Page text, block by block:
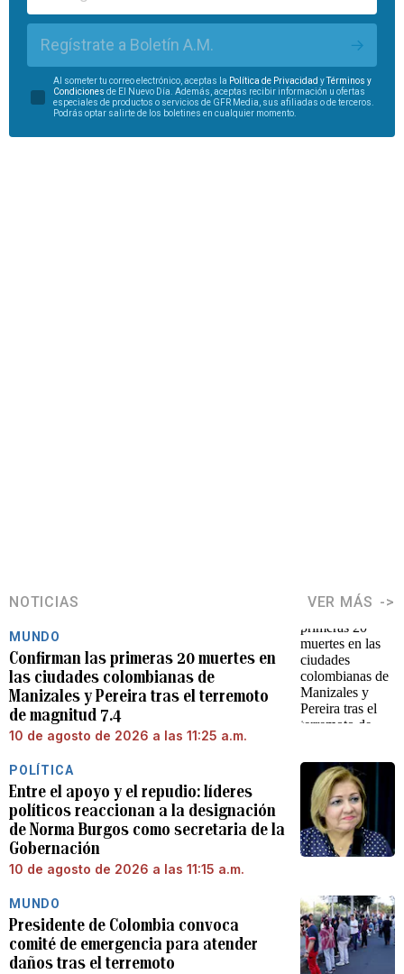
Regístrate a Boletín A.M.
Al someter tu correo electrónico, aceptas la Política de Privacidad yTérminos y
Condiciones de El Nuevo Día. Además, aceptas recibir información u ofertas
especiales de productos o servicios de GFR Media, sus afiliadas o de terceros.
Podrás optar salirte de los boletines en cualquier momento.
NOTICIAS VER MÁS
MUNDO
Confirman las primeras 20 muertes en
las ciudades colombianas de
Manizales y Pereira tras el terremoto
de magnitud 7.4
10 de agosto de 2026 a las 11:25 a.m.
POLÍTICA
Entre el apoyo y el repudio: líderes
políticos reaccionan a la designación
de Norma Burgos como secretaria de la
Gobernación
10 de agosto de 2026 a las 11:15 a.m.
MUNDO
Presidente de Colombia convoca
comité de emergencia para atender
daños tras el terremoto